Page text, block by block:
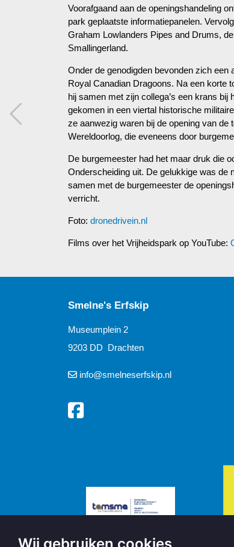
Wij gebruiken cookies
Voorafgaand aan de openingshandeling
park geplaatste informatiepanelen.
Graham Lowlanders Pipes and Drums,
Smallingerland.
Onder de genodigden bevonden zich een
Royal Canadian Dragoons. Na een korte
hij samen met zijn collega’s een krans
gekomen in een viertal historische
ze aanwezig waren bij de opening van de
Wereldoorlog, die eveneens door
De burgemeester had het maar druk die
Onderscheiding uit. De gelukkige was de
samen met de burgemeester de
verricht.
Foto:dronedrivein.nl
Films over het Vrijheidspark op YouTube:
Smelne's Erfskip
Museumplein 2
9203 DD Drachten
info@smelneserfskip.nl